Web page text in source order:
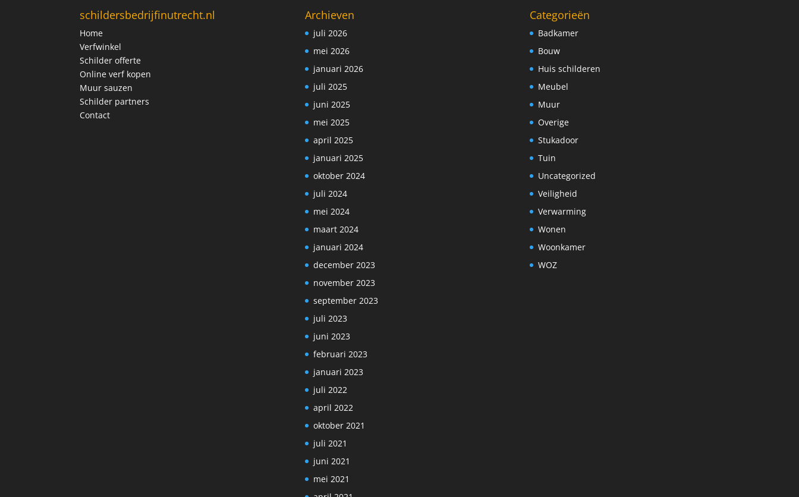
schildersbedrijfinutrecht.nl
Home
Verfwinkel
Schilder offerte
Online verf kopen
Muur sauzen
Schilder partners
Contact
Archieven
juli 2026
mei 2026
januari 2026
juli 2025
juni 2025
mei 2025
april 2025
januari 2025
oktober 2024
juli 2024
mei 2024
maart 2024
januari 2024
december 2023
november 2023
september 2023
juli 2023
juni 2023
februari 2023
januari 2023
juli 2022
april 2022
oktober 2021
juli 2021
juni 2021
mei 2021
Categorieën
Badkamer
Bouw
Huis schilderen
Meubel
Muur
Overige
Stukadoor
Tuin
Uncategorized
Veiligheid
Verwarming
Wonen
Woonkamer
WOZ